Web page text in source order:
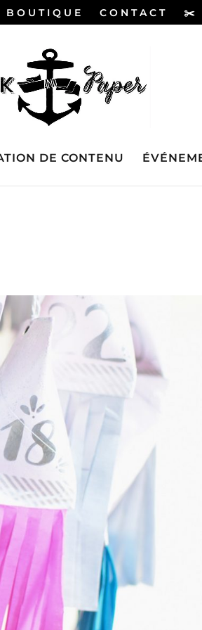
BOUTIQUE CONTACT ✂️
DE CONTENU